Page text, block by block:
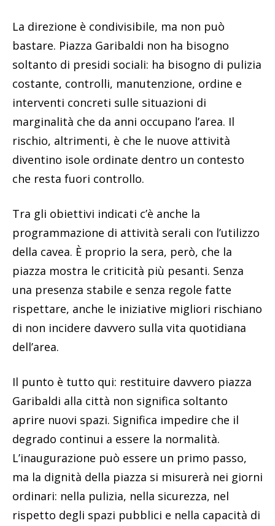
La direzione è condivisibile, ma non può
bastare. Piazza Garibaldi non ha bisogno
soltanto di presidi sociali: ha bisogno di pulizia
costante, controlli, manutenzione, ordine e
interventi concreti sulle situazioni di
marginalità che da anni occupano l’area. Il
rischio, altrimenti, è che le nuove attività
diventino isole ordinate dentro un contesto
che resta fuori controllo.
Tra gli obiettivi indicati c’è anche la
programmazione di attività serali con l’utilizzo
della cavea. È proprio la sera, però, che la
piazza mostra le criticità più pesanti. Senza
una presenza stabile e senza regole fatte
rispettare, anche le iniziative migliori rischiano
di non incidere davvero sulla vita quotidiana
dell’area.
Il punto è tutto qui: restituire davvero piazza
Garibaldi alla città non significa soltanto
aprire nuovi spazi. Significa impedire che il
degrado continui a essere la normalità.
L’inaugurazione può essere un primo passo,
ma la dignità della piazza si misurerà nei giorni
ordinari: nella pulizia, nella sicurezza, nel
rispetto degli spazi pubblici e nella capacità di